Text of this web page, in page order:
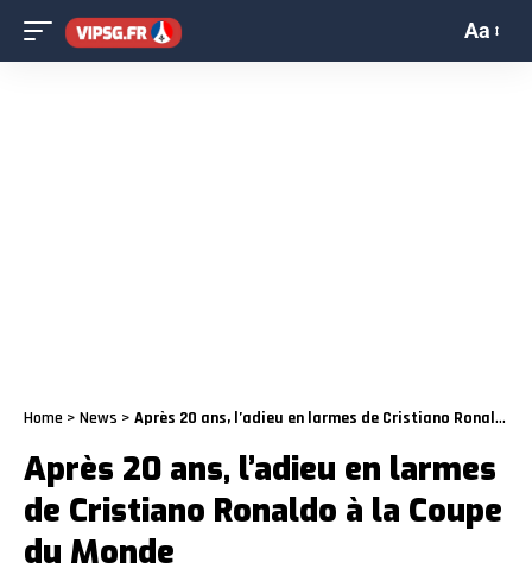
Aa
Home > News > Après 20 ans, l’adieu en larmes de Cristiano Ronaldo à la Coupe du Monde
Après 20 ans, l’adieu en larmes
de Cristiano Ronaldo à la Coupe
du Monde